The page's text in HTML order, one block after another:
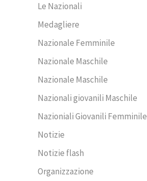
Le Nazionali
Medagliere
Nazionale Femminile
Nazionale Maschile
Nazionale Maschile
Nazionali giovanili Maschile
Nazioniali Giovanili Femminile
Notizie
Notizie flash
Organizzazione